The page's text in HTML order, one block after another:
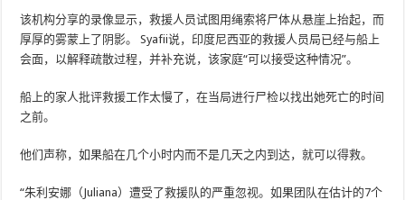
该机构分享的录像显示，救援人员试图用绳索将尸体从悬崖上抬起，而
厚厚的雾蒙上了阴影。 Syafii说，印度尼西亚的救援人员局已经与船上
会面，以解释疏散过程，并补充说，该家庭“可以接受这种情况”。
船上的家人批评救援工作太慢了，在当局进行尸检以找出她死亡的时间
之前。
他们声称，如果船在几个小时内而不是几天之内到达，就可以得救。
“朱利安娜（Juliana）遭受了救援队的严重忽视。如果团队在估计的7个